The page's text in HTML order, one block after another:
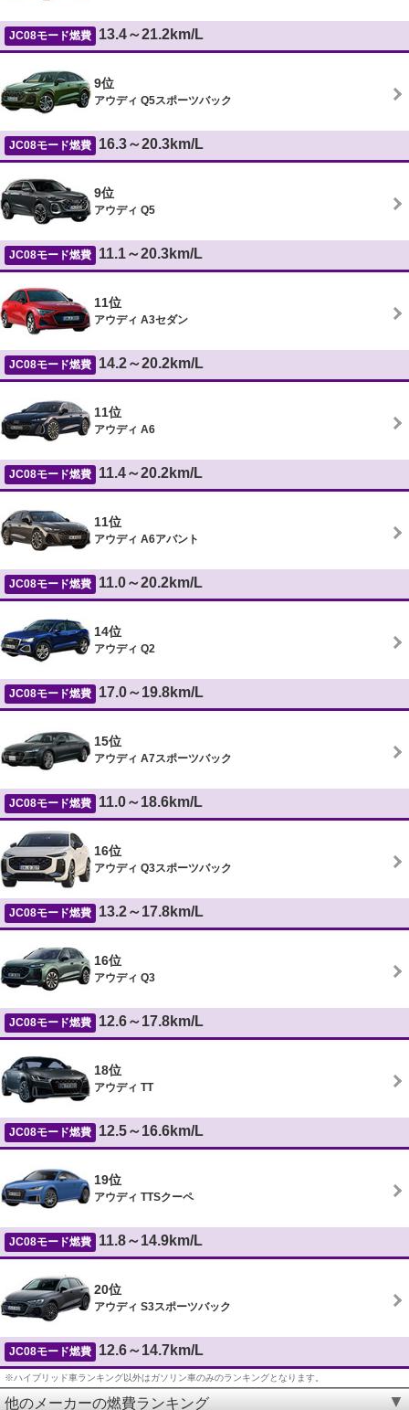
JC08モード燃費 13.4～21.2km/L
9位
アウディ Q5スポーツバック
JC08モード燃費 16.3～20.3km/L
9位
アウディ Q5
JC08モード燃費 11.1～20.3km/L
11位
アウディ A3セダン
JC08モード燃費 14.2～20.2km/L
11位
アウディ A6
JC08モード燃費 11.4～20.2km/L
11位
アウディ A6アバント
JC08モード燃費 11.0～20.2km/L
14位
アウディ Q2
JC08モード燃費 17.0～19.8km/L
15位
アウディ A7スポーツバック
JC08モード燃費 11.0～18.6km/L
16位
アウディ Q3スポーツバック
JC08モード燃費 13.2～17.8km/L
16位
アウディ Q3
JC08モード燃費 12.6～17.8km/L
18位
アウディ TT
JC08モード燃費 12.5～16.6km/L
19位
アウディ TTSクーペ
JC08モード燃費 11.8～14.9km/L
20位
アウディ S3スポーツバック
JC08モード燃費 12.6～14.7km/L
※ハイブリッド車ランキング以外はガソリン車のみのランキングとなります。
他のメーカーの燃費ランキング